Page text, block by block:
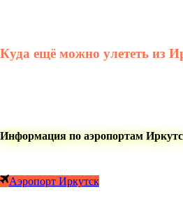
Куда ещё можно улететь из
Информация по аэропортам
Аэропорт Иркутск